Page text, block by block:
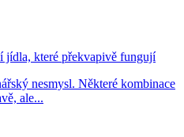
jídla, které překvapivě fungují
nesmysl. Některé kombinace
ale...